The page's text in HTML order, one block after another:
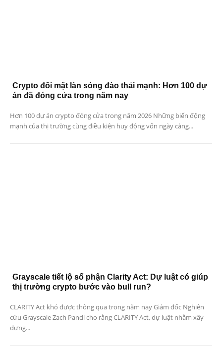
Crypto đối mặt làn sóng đào thải mạnh: Hơn 100 dự
án đã đóng cửa trong năm nay
Hơn 100 dự án crypto đóng cửa trong năm 2026 Những biến động
mạnh của thị trường cùng điều kiện huy động vốn ngày càng...
Grayscale tiết lộ số phận Clarity Act: Dự luật có giúp
thị trường crypto bước vào bull run?
CLARITY Act khó được thông qua trong năm nay Giám đốc Nghiên
cứu Grayscale Zach Pandl cho rằng CLARITY Act, dự luật nhằm xây
dựng...